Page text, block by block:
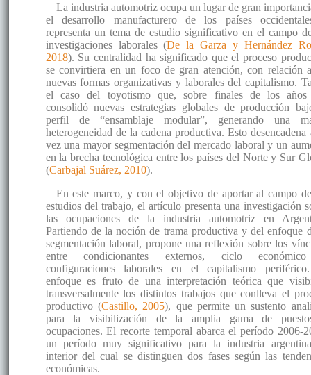
La industria automotriz ocupa un lugar de gran
el desarrollo manufacturero de los países
representa un tema de estudio significativo en el campo
investigaciones laborales (De la Garza y Hernández
2018). Su centralidad ha significado que el proceso
se convirtiera en un foco de gran atención, con relación
nuevas formas organizativas y laborales del capitalismo.
el caso del toyotismo que, sobre finales de los
consolidó nuevas estrategias globales de producción
perfil de “ensamblaje modular”, generando una
heterogeneidad de la cadena productiva. Esto desencadena
vez una mayor segmentación del mercado laboral y un
en la brecha tecnológica entre los países del Norte y Sur
(Carbajal Suárez, 2010).
En este marco, y con el objetivo de aportar al campo
estudios del trabajo, el artículo presenta una investigación
las ocupaciones de la industria automotriz en
Partiendo de la noción de trama productiva y del enfoque
segmentación laboral, propone una reflexión sobre los
entre condicionantes externos, ciclo
configuraciones laborales en el capitalismo
enfoque es fruto de una interpretación teórica que
transversalmente los distintos trabajos que conlleva el
productivo (Castillo, 2005), que permite un sustento
para la visibilización de la amplia gama de
ocupaciones. El recorte temporal abarca el período 2006-
un período muy significativo para la industria
interior del cual se distinguen dos fases según las
económicas.